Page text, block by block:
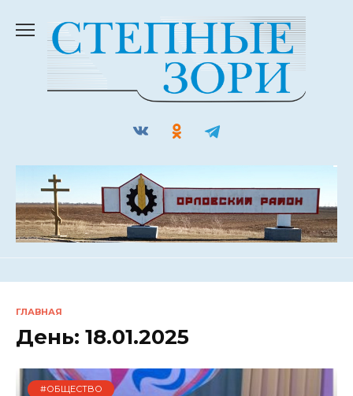
содержанию
ГЛАВНАЯ
День: 18.01.2025
#ОБЩЕСТВО